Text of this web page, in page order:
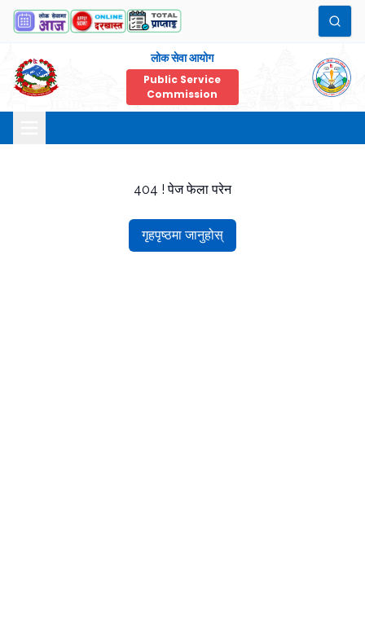
लोक सेवा आयोग
Public Service
Commission
404 ! पेज फेला परेन
गृहपृष्ठमा जानुहोस्